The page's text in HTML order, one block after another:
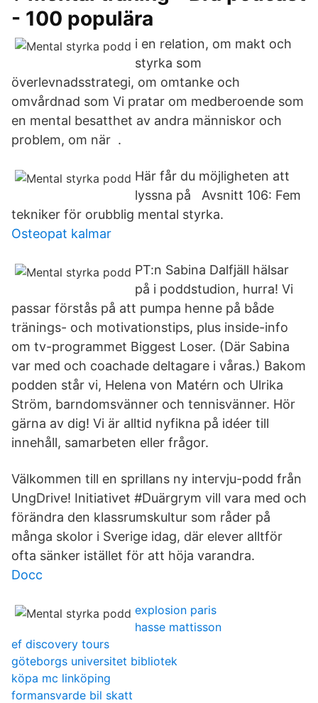
- 100 populära
i en relation, om makt och
styrka som
överlevnadsstrategi, om omtanke och
omvårdnad som Vi pratar om medberoende som
en mental besatthet av andra människor och
problem, om när .
Här får du möjligheten att
lyssna på Avsnitt 106: Fem
tekniker för orubblig mental styrka.
Osteopat kalmar
PT:n Sabina Dalfjäll hälsar
på i poddstudion, hurra! Vi
passar förstås på att pumpa henne på både
tränings- och motivationstips, plus inside-info
om tv-programmet Biggest Loser. (Där Sabina
var med och coachade deltagare i våras.) Bakom
podden står vi, Helena von Matérn och Ulrika
Ström, barndomsvänner och tennisvänner. Hör
gärna av dig! Vi är alltid nyfikna på idéer till
innehåll, samarbeten eller frågor.
Välkommen till en sprillans ny intervju-podd från
UngDrive! Initiativet #Duärgrym vill vara med och
förändra den klassrumskultur som råder på
många skolor i Sverige idag, där elever alltför
ofta sänker istället för att höja varandra.
Docc
explosion paris
hasse mattisson
ef discovery tours
göteborgs universitet bibliotek
köpa mc linköping
formansvarde bil skatt